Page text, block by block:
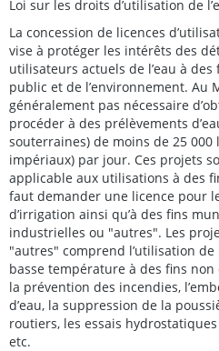
Loi sur les droits d’utilisation de
La concession de licences
vise à protéger les intérêts des
utilisateurs actuels de l’eau à
public et de l’environnement. Au
généralement pas nécessaire
procéder à des prélèvements
souterraines) de moins de 25 000
impériaux) par jour. Ces projets
applicable aux utilisations à des
faut demander une licence pour
d’irrigation ainsi qu’à des fins
industrielles ou "autres". Les
"autres" comprend l’utilisation de
basse température à des fins
la prévention des incendies,
d’eau, la suppression de la
routiers, les essais
etc.